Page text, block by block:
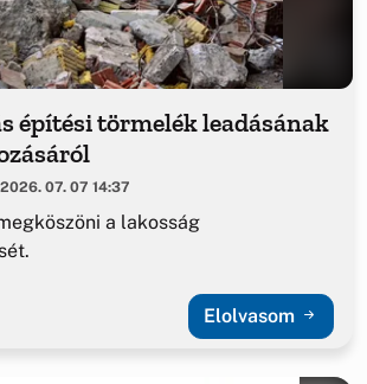
építési törmelék leadásának
2026. 07. 07 14:37
a lakosság
Elolvasom